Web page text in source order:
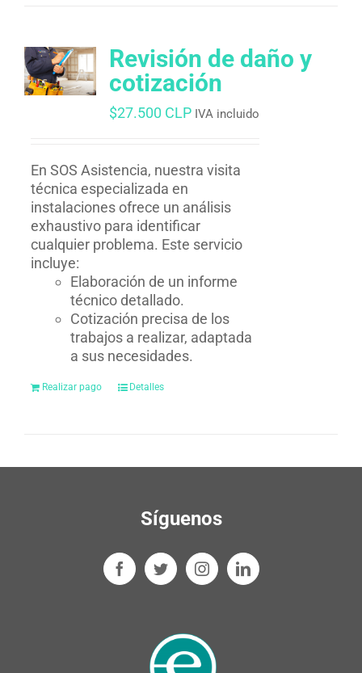
Revisión de daño y
cotización
$27.500 CLP IVA incluido
En SOS Asistencia, nuestra visita
técnica especializada en
instalaciones ofrece un análisis
exhaustivo para identificar
cualquier problema. Este servicio
incluye:
Elaboración de un informe
técnico detallado.
Cotización precisa de los
trabajos a realizar, adaptada
a sus necesidades.
Realizar pago Detalles
Síguenos